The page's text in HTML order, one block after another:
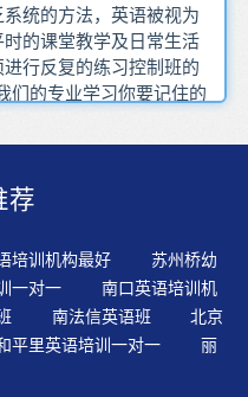
统的方法，英语被视为
的课堂教学及日常生活
行反复的练习控制班的
们的专业学习你要记住的
有近百人的教室中，很
水平，要‘认单词’而不
件一方面要向学生传授
次背诵的时候
荐
培训机构最好
苏州桥幼
一对一
南口英语培训机
南法信英语班
北京
平里英语培训一对一
丽